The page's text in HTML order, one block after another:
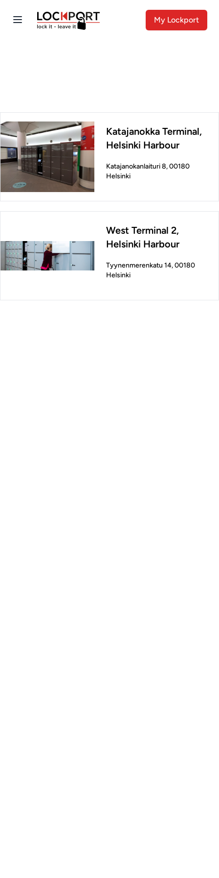
My Lockport
Katajanokka Terminal,
Helsinki Harbour
Katajanokanlaituri 8, 00180
Helsinki
West Terminal 2,
Helsinki Harbour
Tyynenmerenkatu 14, 00180
Helsinki